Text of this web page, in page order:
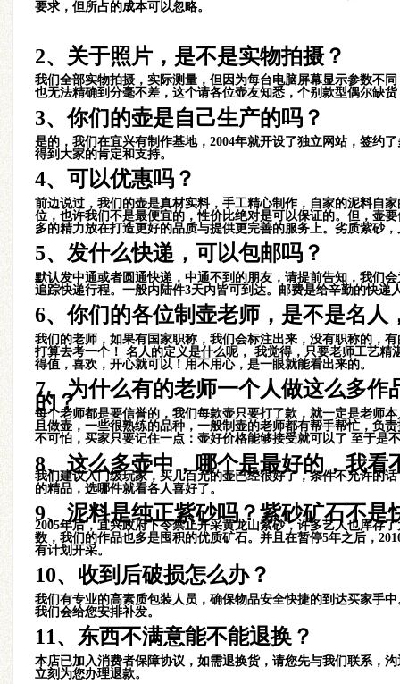
井泉小品壶
雅竹壶
金黄朱泥水扁壶
得乐小品壶
曼生系列之却月
要求，但所占的成本可以忽略。
2、关于照片，是不是实物拍摄？
我们全部实物拍摄，实际测量，但因为每台电脑屏幕显示参数不
也无法精确到分毫不差，这个请各位壶友知悉，个别款型偶尔缺
3、你们的壶是自己生产的吗？
是的，我们在宜兴有制作基地，2004年就开设了独立网站，签约
得到大家的肯定和支持。
4、可以优惠吗？
前边说过，我们的壶是真材实料，手工精心制作，自家的泥料自
位，也许我们不是最便宜的，性价比绝对是可以保证的。但，壶
多的精力放在打造更好的品质与提供更完善的服务上。劣质紫砂
5、发什么快递，可以包邮吗？
默认发中通或者圆通快递，中通不到的朋友，请提前告知，我们
追踪快递行程。一般内陆件3天内皆可到达。 邮费是给辛勤的快递
6、你们的各位制壶老师，是不是名人
我们的老师，如果有国家职称，我们会标注出来，没有职称的，
打算去考一个！ 名人的定义是什么呢， 我觉得，只要老师工艺
得值，喜欢，开心就可以！用不用心，是一眼就能看出来的。
7、为什么有的老师一个人做这么多
的？
每个老师都是要信誉的，我们每款壶只要打了款，就一定是老师
且做壶，一些很熟练的品种，一般制壶的老师都有帮手帮忙，负
不可怕，买家只要记住一点：壶好价格能够接受就可以了 至于是
8、这么多壶中，哪个是最好的，我看
我们建议入门级玩家，买几百元的壶已经很好了，条件不允许的
的精品，选哪件就看各人喜好了。
9、泥料是纯正紫砂吗？紫砂矿石不是
2005年后，宜兴政府下令禁止开采黄龙山紫砂，许多艺人也库存
数，我们的作品也多是囤积的优质矿石。并且在暂停5年之后，
有计划开采。
10、收到后破损怎么办？
我们有专业的高素质包装人员，确保物品安全快捷的到达买家手
我们会给您安排补发。
11、东西不满意能不能退换？
本店已加入消费者保障协议，如需退换货，请您先与我们联系，
立刻为您办理退款。